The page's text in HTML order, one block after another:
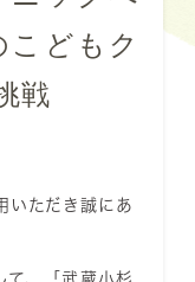
どもク
戦
いただき誠にあ
、「武蔵小杉